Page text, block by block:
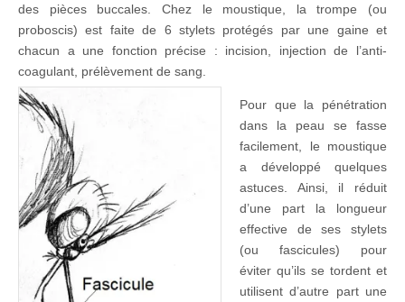
des pièces buccales. Chez le moustique, la trompe (ou
proboscis) est faite de 6 stylets protégés par une gaine et
chacun a une fonction précise : incision, injection de l’anti-
coagulant, prélèvement de sang.
Pour que la pénétration
dans la peau se fasse
facilement, le moustique
a développé quelques
astuces. Ainsi, il réduit
d’une part la longueur
effective de ses stylets
(ou fascicules) pour
éviter qu’ils se tordent et
utilisent d’autre part une